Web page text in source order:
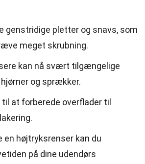
genstridige pletter og snavs, som
meget skrubning.
kan nå svært tilgængelige
og sprækker.
til at forberede overflader til
en højtryksrenser kan du
på dine udendørs